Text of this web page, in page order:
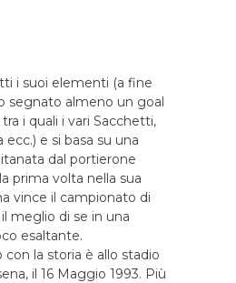
i suoi elementi (a fine
segnato almeno un goal
i quali i vari Sacchetti,
ecc.) e si basa su una
dal portierone
prima volta nella sua
vince il campionato di
meglio di se in una
esaltante.
con la storia è allo stadio
il 16 Maggio 1993. Più